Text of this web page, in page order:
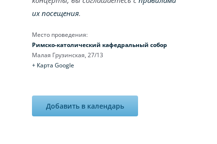
их посещения.
Место проведения:
Римско-католический кафедральный собор
Малая Грузинская, 27/13
+ Карта Google
Добавить в календарь